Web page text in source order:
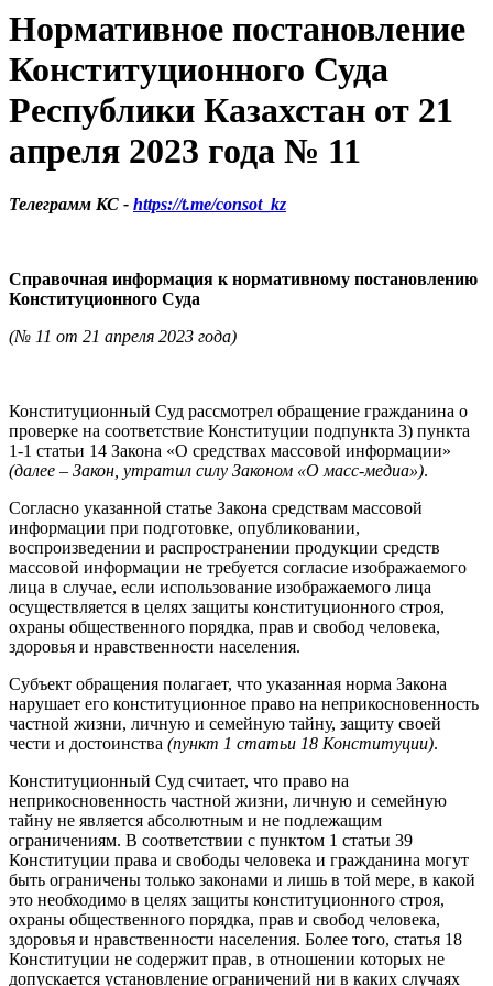
Нормативное постановление
Конституционного Суда
Республики Казахстан от 21
апреля 2023 года № 11
Телеграмм КС - https://t.me/consot_kz
Справочная информация к нормативному постановлению
Конституционного Суда
(№ 11 от 21 апреля 2023 года)
Конституционный Суд рассмотрел обращение гражданина о
проверке на соответствие Конституции подпункта 3) пункта
1-1 статьи 14 Закона «О средствах массовой информации»
(далее – Закон, утратил силу Законом «О масс-медиа»).
Согласно указанной статье Закона средствам массовой
информации при подготовке, опубликовании,
воспроизведении и распространении продукции средств
массовой информации не требуется согласие изображаемого
лица в случае, если использование изображаемого лица
осуществляется в целях защиты конституционного строя,
охраны общественного порядка, прав и свобод человека,
здоровья и нравственности населения.
Субъект обращения полагает, что указанная норма Закона
нарушает его конституционное право на неприкосновенность
частной жизни, личную и семейную тайну, защиту своей
чести и достоинства (пункт 1 статьи 18 Конституции).
Конституционный Суд считает, что право на
неприкосновенность частной жизни, личную и семейную
тайну не является абсолютным и не подлежащим
ограничениям. В соответствии с пунктом 1 статьи 39
Конституции права и свободы человека и гражданина могут
быть ограничены только законами и лишь в той мере, в какой
это необходимо в целях защиты конституционного строя,
охраны общественного порядка, прав и свобод человека,
здоровья и нравственности населения. Более того, статья 18
Конституции не содержит прав, в отношении которых не
допускается установление ограничений ни в каких случаях